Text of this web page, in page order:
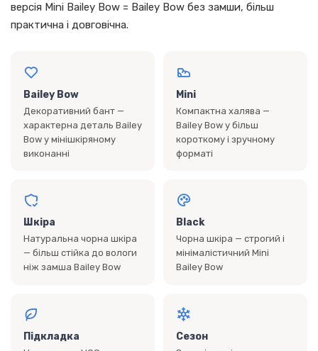
версія Mini Bailey Bow = Bailey Bow без замши, більш
практична і довговічна.
Bailey Bow
Декоративний бант —
характерна деталь Bailey
Bow у мінішкіряному
виконанні
Mini
Компактна халява —
Bailey Bow у більш
короткому і зручному
форматі
Шкіра
Натуральна чорна шкіра
— більш стійка до вологи
ніж замша Bailey Bow
Black
Чорна шкіра — строгий і
мінімалістичний Mini
Bailey Bow
Підкладка Сезон